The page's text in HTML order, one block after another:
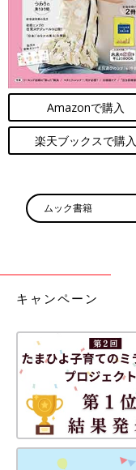
Amazonで購入
楽天ブックスで購入
ムック書籍
キャンペーン